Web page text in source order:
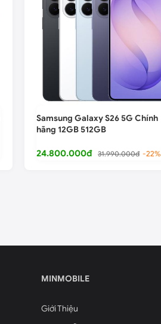
Samsung Galaxy S26 5G Chính
hãng 12GB 512GB
24.800.000đ 31.990.000đ -22%
MINMOBILE
Giới Thiệu